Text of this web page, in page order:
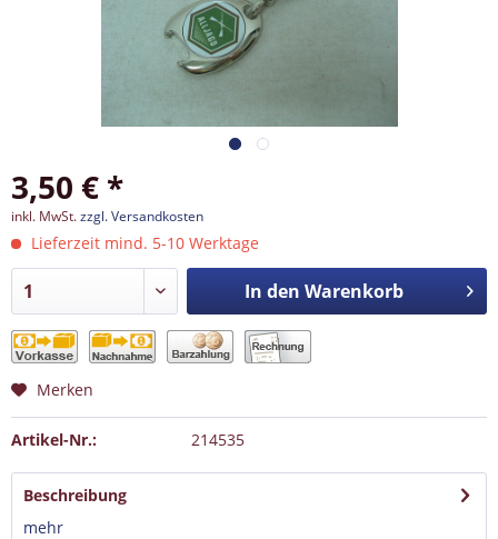
3,50 € *
inkl. MwSt.zzgl. Versandkosten
Lieferzeit mind. 5-10 Werktage
In den Warenkorb
Merken
Artikel-Nr.: 214535
Beschreibung
mehr